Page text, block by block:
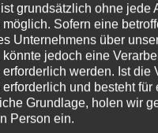
bei dem eine
wieder
grundsätzlich ohne jede
Sofern eine
Unternehmens über
jedoch eine
werden. Ist die
und besteht für
Grundlage, holen wir
Person ein.